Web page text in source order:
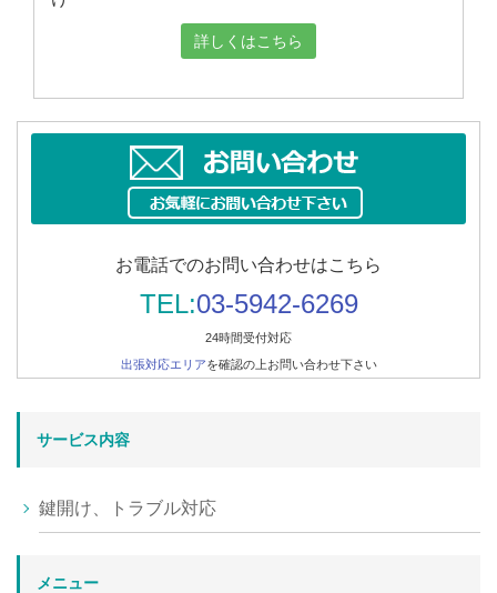
詳しくはこちら
お電話でのお問い合わせはこちら
TEL:03-5942-6269
24時間受付対応
出張対応エリアを確認の上お問い合わせ下さい
サービス内容
鍵開け、トラブル対応
メニュー